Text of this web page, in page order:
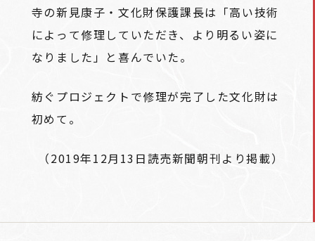
寺の新見康子・文化財保護課長は「高い技術
によって修理していただき、より明るい姿に
なりました」と喜んでいた。
紡ぐプロジェクトで修理が完了した文化財は
初めて。
（2019年12月13日読売新聞朝刊より掲載）